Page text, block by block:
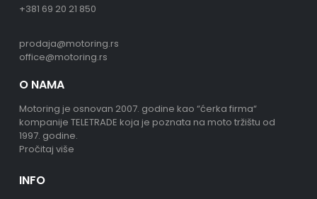
+381 69 20 21 850
prodaja@motoring.rs
office@motoring.rs
O NAMA
Motoring je osnovan 2007. godine kao “ćerka firma“
kompanije TELETRADE koja je poznata na moto tržištu od
1997. godine.
Pročitaj više
INFO